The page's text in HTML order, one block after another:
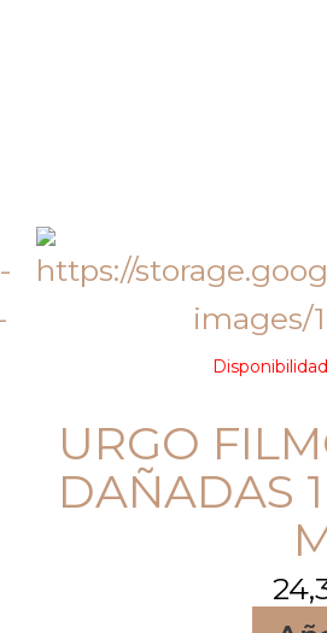
URGO
DAÑADAS